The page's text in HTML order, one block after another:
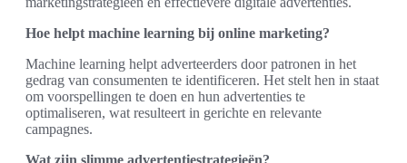
Hoe helpt machine learning bij online marketing?
Machine learning helpt adverteerders door patronen in het
gedrag van consumenten te identificeren. Het stelt hen in staat
om voorspellingen te doen en hun advertenties te
optimaliseren, wat resulteert in gerichte en relevante
campagnes.
Wat zijn slimme advertentiestrategieën?